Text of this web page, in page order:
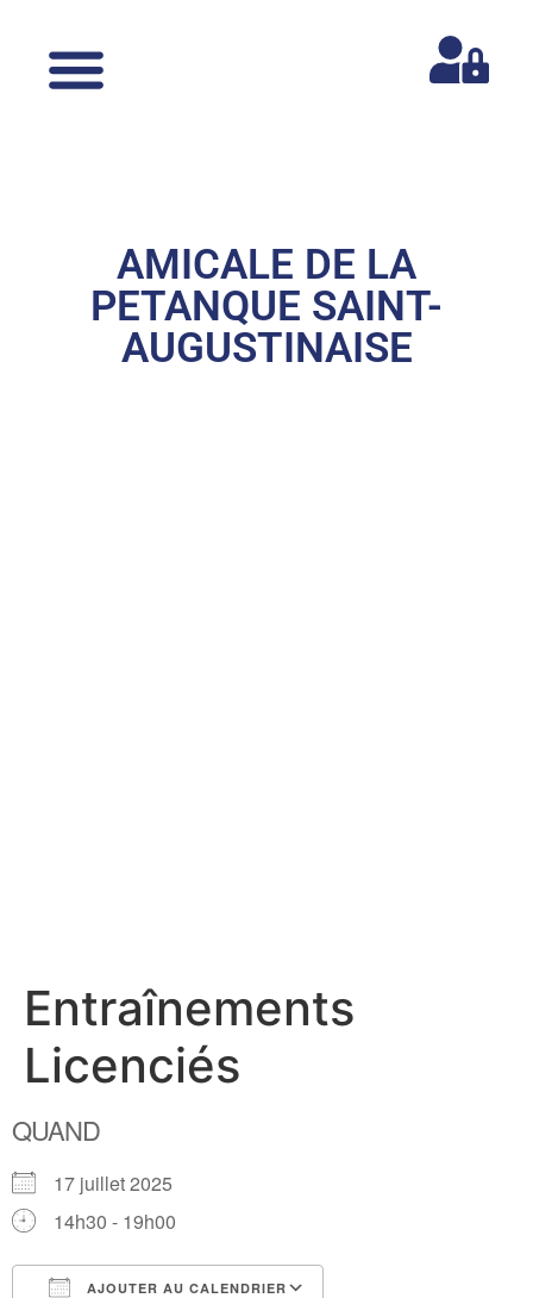
AMICALE DE LA
PETANQUE SAINT-
AUGUSTINAISE
Entraînements
Licenciés
QUAND
17 juillet 2025
14h30 - 19h00
AJOUTER AU CALENDRIER